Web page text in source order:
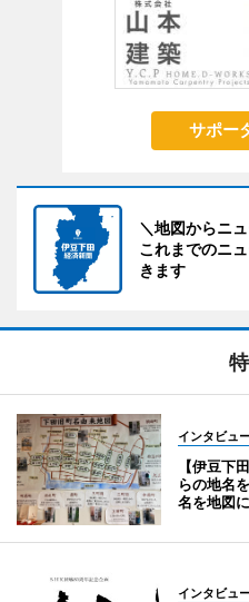
サポー
＼地図からニ
これまでのニ
きます
インタビュ
【伊豆下
らの地名
名を地図
インタビュ